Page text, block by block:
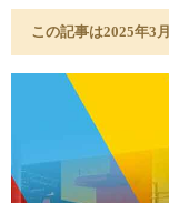
この記事は2025年3